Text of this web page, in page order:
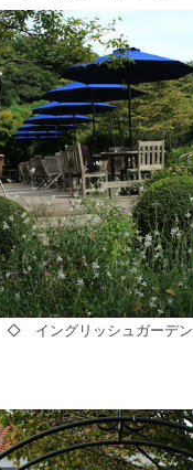
◇ イングリッシュガーデン